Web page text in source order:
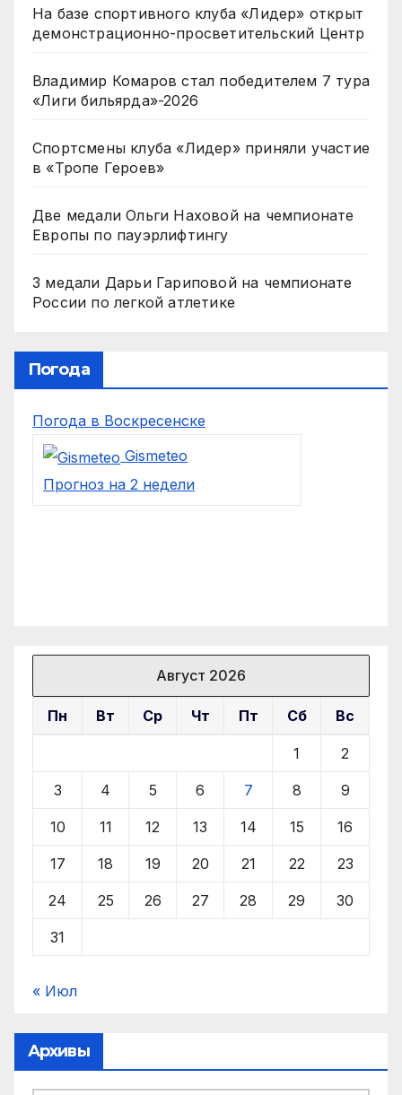
На базе спортивного клуба «Лидер» открыт
демонстрационно-просветительский Центр
Владимир Комаров стал победителем 7 тура
«Лиги бильярда»-2026
Спортсмены клуба «Лидер» приняли участие
в «Тропе Героев»
Две медали Ольги Наховой на чемпионате
Европы по пауэрлифтингу
3 медали Дарьи Гариповой на чемпионате
России по легкой атлетике
Погода
Погода в Воскресенске
Gismeteo
Прогноз на 2 недели
Август 2026
Пн Вт Ср Чт Пт Сб Вс
1 2
3 4 5 6 7 8 9
10 11 12 13 14 15 16
17 18 19 20 21 22 23
24 25 26 27 28 29 30
31
« Июл
Архивы